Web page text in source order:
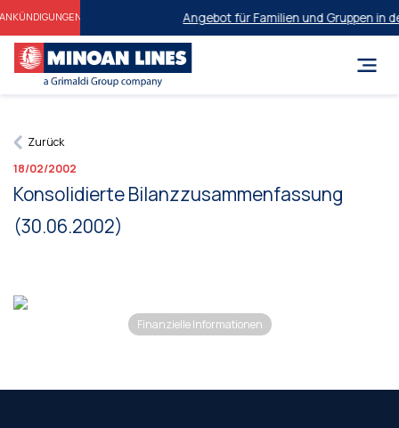
Angebot für Familien und Gruppen in
Zurück
18/02/2002
Konsolidierte Bilanzzusammenfassung
(30.06.2002)
Finanzielle Informationen